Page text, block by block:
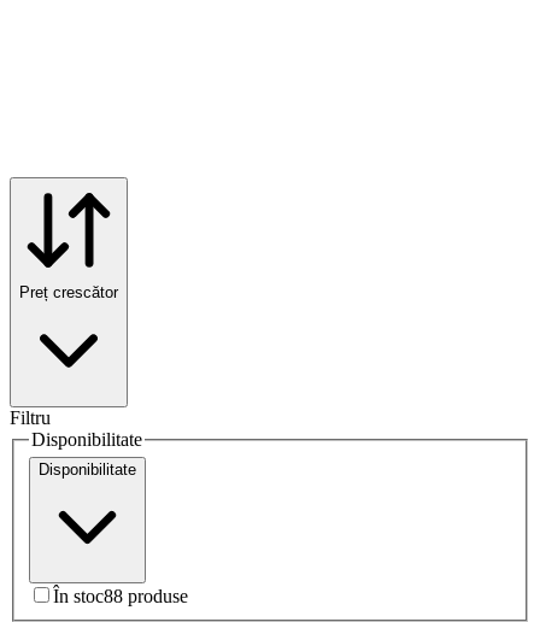
Preț crescător
Filtru
Disponibilitate
Disponibilitate
În stoc88 produse